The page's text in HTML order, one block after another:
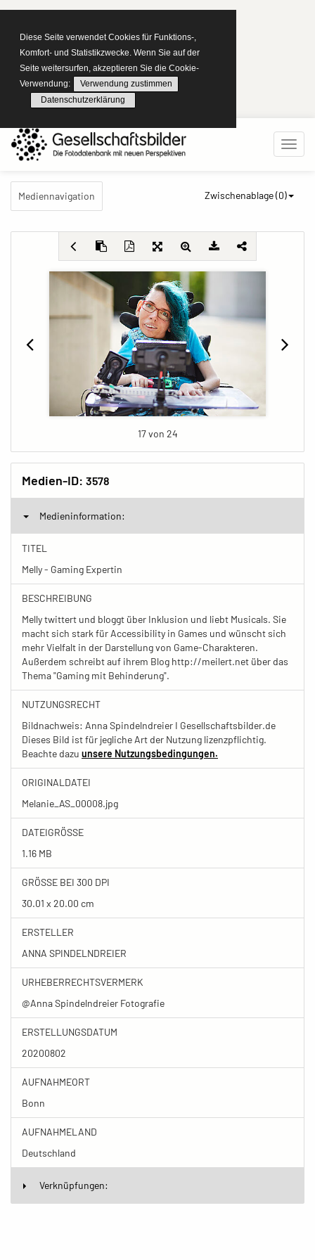
Diese Seite verwendet Cookies für Funktions-,
Komfort- und Statistikzwecke. Wenn Sie auf der
Seite weitersurfen, akzeptieren Sie die Cookie-
Verwendung:
Verwendung zustimmen
Datenschutzerklärung
Mediennavigation Zwischenablage (0)
17 von 24
Medien-ID: 3578
Medieninformation:
TITEL
Melly - Gaming Expertin
BESCHREIBUNG
Melly twittert und bloggt über Inklusion und liebt Musicals. Sie
macht sich stark für Accessibility in Games und wünscht sich
mehr Vielfalt in der Darstellung von Game-Charakteren.
Außerdem schreibt auf ihrem Blog http://meilert.net über das
Thema "Gaming mit Behinderung".
NUTZUNGSRECHT
Bildnachweis: Anna Spindelndreier I Gesellschaftsbilder.de
Dieses Bild ist für jegliche Art der Nutzung lizenzpflichtig.
Beachte dazu unsere Nutzungsbedingungen.
ORIGINALDATEI
Melanie_AS_00008.jpg
DATEIGRÖSSE
1.16 MB
GRÖSSE BEI 300 DPI
30.01 x 20.00 cm
ERSTELLER
ANNA SPINDELNDREIER
URHEBERRECHTSVERMERK
@Anna Spindelndreier Fotografie
ERSTELLUNGSDATUM
20200802
AUFNAHMEORT
Bonn
AUFNAHMELAND
Deutschland
Verknüpfungen: